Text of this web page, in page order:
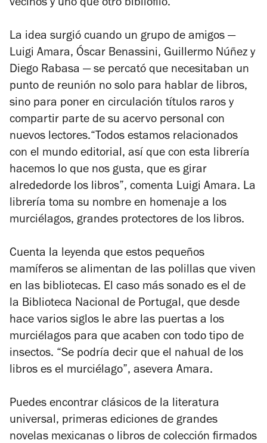
vecinos y uno que otro bibliófilo.
La idea surgió cuando un grupo de amigos —
Luigi Amara, Óscar Benassini, Guillermo Núñez y
Diego Rabasa — se percató que necesitaban un
punto de reunión no solo para hablar de libros,
sino para poner en circulación títulos raros y
compartir parte de su acervo personal con
nuevos lectores.“Todos estamos relacionados
con el mundo editorial, así que con esta librería
hacemos lo que nos gusta, que es girar
alrededorde los libros”, comenta Luigi Amara. La
librería toma su nombre en homenaje a los
murciélagos, grandes protectores de los libros.
Cuenta la leyenda que estos pequeños
mamíferos se alimentan de las polillas que viven
en las bibliotecas. El caso más sonado es el de
la Biblioteca Nacional de Portugal, que desde
hace varios siglos le abre las puertas a los
murciélagos para que acaben con todo tipo de
insectos. “Se podría decir que el nahual de los
libros es el murciélago”, asevera Amara.
Puedes encontrar clásicos de la literatura
universal, primeras ediciones de grandes
novelas mexicanas o libros de colección firmados